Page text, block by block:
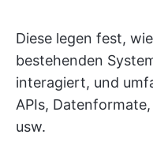
Diese legen fest,
bestehenden
interagiert, und
APIs,
usw.